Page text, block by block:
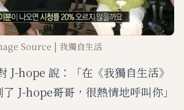
Source | 我獨自生活
J-hope 說：「在《我獨自生活》
J-hope哥哥，很熱情地呼叫你」